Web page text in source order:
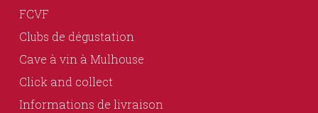
FCVF
Clubs de dégustation
Cave à vin à Mulhouse
Click and collect
Informations de livraison